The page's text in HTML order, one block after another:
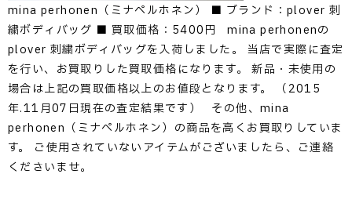
mina perhonen（ミナペルホネン） ■ ブランド：plover 刺
繍ボディバッグ ■ 買取価格：5400円 mina perhonenの
plover 刺繍ボディバッグを入荷しました。 当店で実際に査定
を行い、お買取りした買取価格になります。 新品・未使用の
場合は上記の買取価格以上のお値段となります。 （2015
年.11月07日現在の査定結果です） その他、mina
perhonen（ミナペルホネン）の商品を高くお買取りしていま
す。 ご使用されていないアイテムがございましたら、ご連絡
くださいませ。